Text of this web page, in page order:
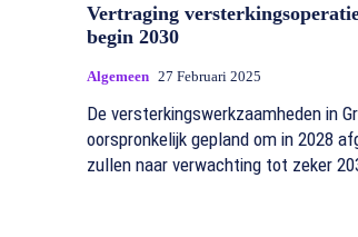
Vertraging
begin 2030
Algemeen 27 Februari 2025
De versterkingswerkzaamheden in
oorspronkelijk gepland om in 2028
zullen naar verwachting tot zeker